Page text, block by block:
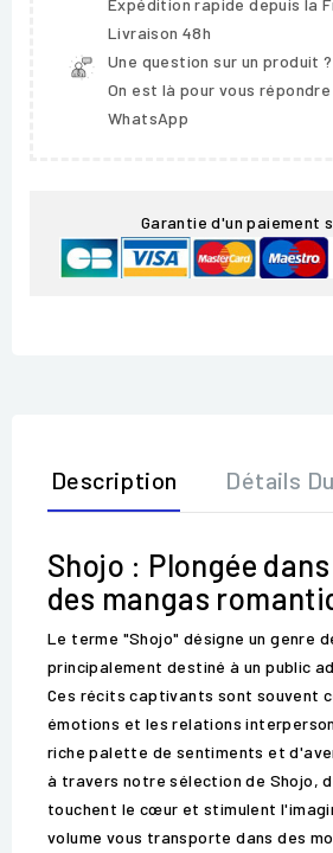
Livraison 48h
Une question sur un produit ?
On est là pour vous
WhatsApp
Garantie d'un paiement
Description Détails
Shojo : Plongée
des mangas
Le terme "Shojo" désigne un genre
principalement destiné à un public
Ces récits captivants sont souvent
émotions et les relations
riche palette de sentiments et
à travers notre sélection de Shojo,
touchent le cœur et stimulent
volume vous transporte dans des